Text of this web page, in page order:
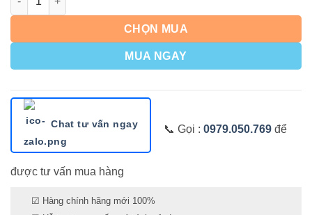
CHỌN MUA
MUA NGAY
Chat tư vấn ngay 📞 Gọi : 0979.050.769để
được tư vấn mua hàng
☑ Hàng chính hãng mới 100%